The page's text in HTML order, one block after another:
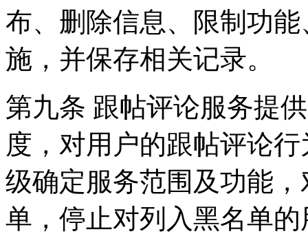
布、删除信息、限制功
施，并保存相关记录。
第九条 跟帖评论服务提
度，对用户的跟帖评论
级确定服务范围及功能
单，停止对列入黑名单